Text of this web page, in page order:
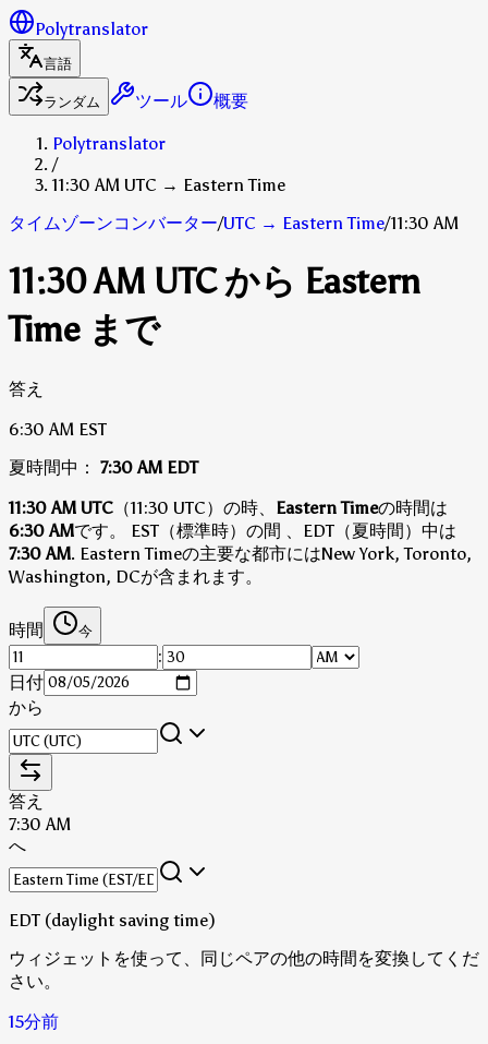
Polytranslator
言語
ランダム ツール 概要
Polytranslator
/
11:30 AM UTC → Eastern Time
タイムゾーンコンバーター/UTC → Eastern Time/11:30 AM
11:30 AM UTC から Eastern
Time まで
答え
6:30 AM EST
夏時間中： 7:30 AM EDT
11:30 AM UTC （11:30 UTC）の時、 Eastern Timeの時間は
6:30 AMです。 EST（標準時）の間 、EDT（夏時間）中は
7:30 AM. Eastern Timeの主要な都市にはNew York, Toronto,
Washington, DCが含まれます。
時間 今
:
日付
から
答え
7:30 AM
へ
EDT (daylight saving time)
ウィジェットを使って、同じペアの他の時間を変換してくだ
さい。
15分前